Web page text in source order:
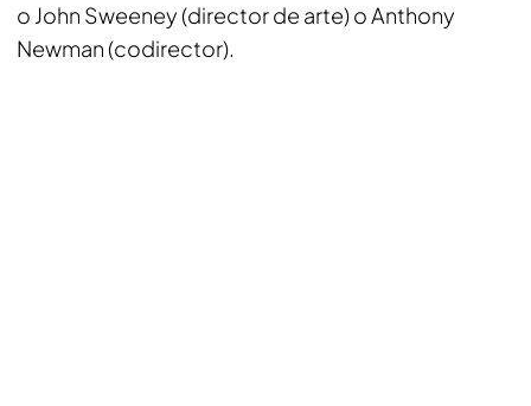
o John Sweeney (director de arte) o Anthony
Newman (codirector).